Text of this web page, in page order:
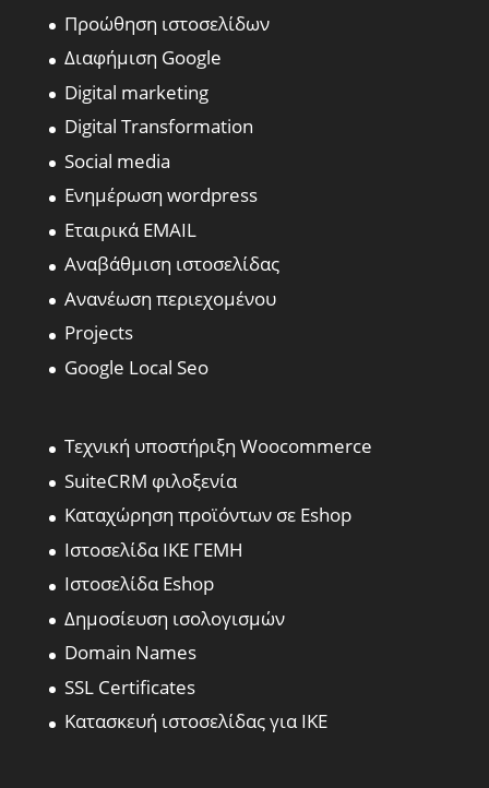
Προώθηση ιστοσελίδων
Διαφήμιση Google
Digital marketing
Digital Transformation
Social media
Ενημέρωση wordpress
Εταιρικά EMAIL
Αναβάθμιση ιστοσελίδας
Ανανέωση περιεχομένου
Projects
Google Local Seo
Τεχνική υποστήριξη Woocommerce
SuiteCRM φιλοξενία
Καταχώρηση προϊόντων σε Eshop
Ιστοσελίδα ΙΚΕ ΓΕΜΗ
Ιστοσελίδα Eshop
Δημοσίευση ισολογισμών
Domain Names
SSL Certificates
Κατασκευή ιστοσελίδας για ΙΚΕ